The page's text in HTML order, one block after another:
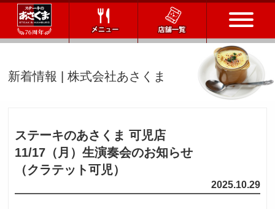
メニュー
会社情報
会社概要
IR情報
新着情報 | 株式会社あさくま
ステーキのあさくま 可児店
11/17（月）生演奏会のお知らせ
（クラテット可児）
2025.10.29